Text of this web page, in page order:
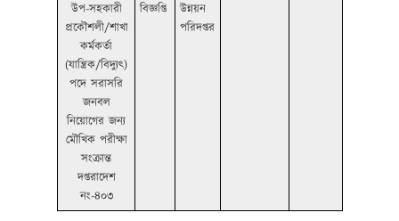
উপ-সহকারী
প্রকৌশলী/শাখা
কর্মকর্তা
(যান্ত্রিক/বিদ্যুৎ)
পদে সরাসরি
জনবল
নিয়োগের জন্য
মৌখিক পরীক্ষা
সংক্রান্ত
দপ্তরাদেশ
নং-৪০৩
বিজ্ঞপ্তি
উন্নয়ন
পরিদপ্তর